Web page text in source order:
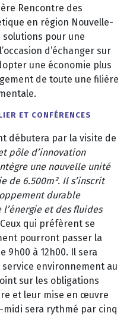
Rencontre des
en région Nouvelle-
solutions pour une
d’échanger sur
une économie plus
de toute une filière
ET CONFÉRENCES
débutera par la visite de
pôle d’innovation
une nouvelle unité
de 6.500m². Il s’inscrit
durable
et des fluides
qui préfèrent se
pourront passer la
9h00 à 12h00. Il sera
environnement au
sur les obligations
et leur mise en œuvre
midi sera rythmé par cinq